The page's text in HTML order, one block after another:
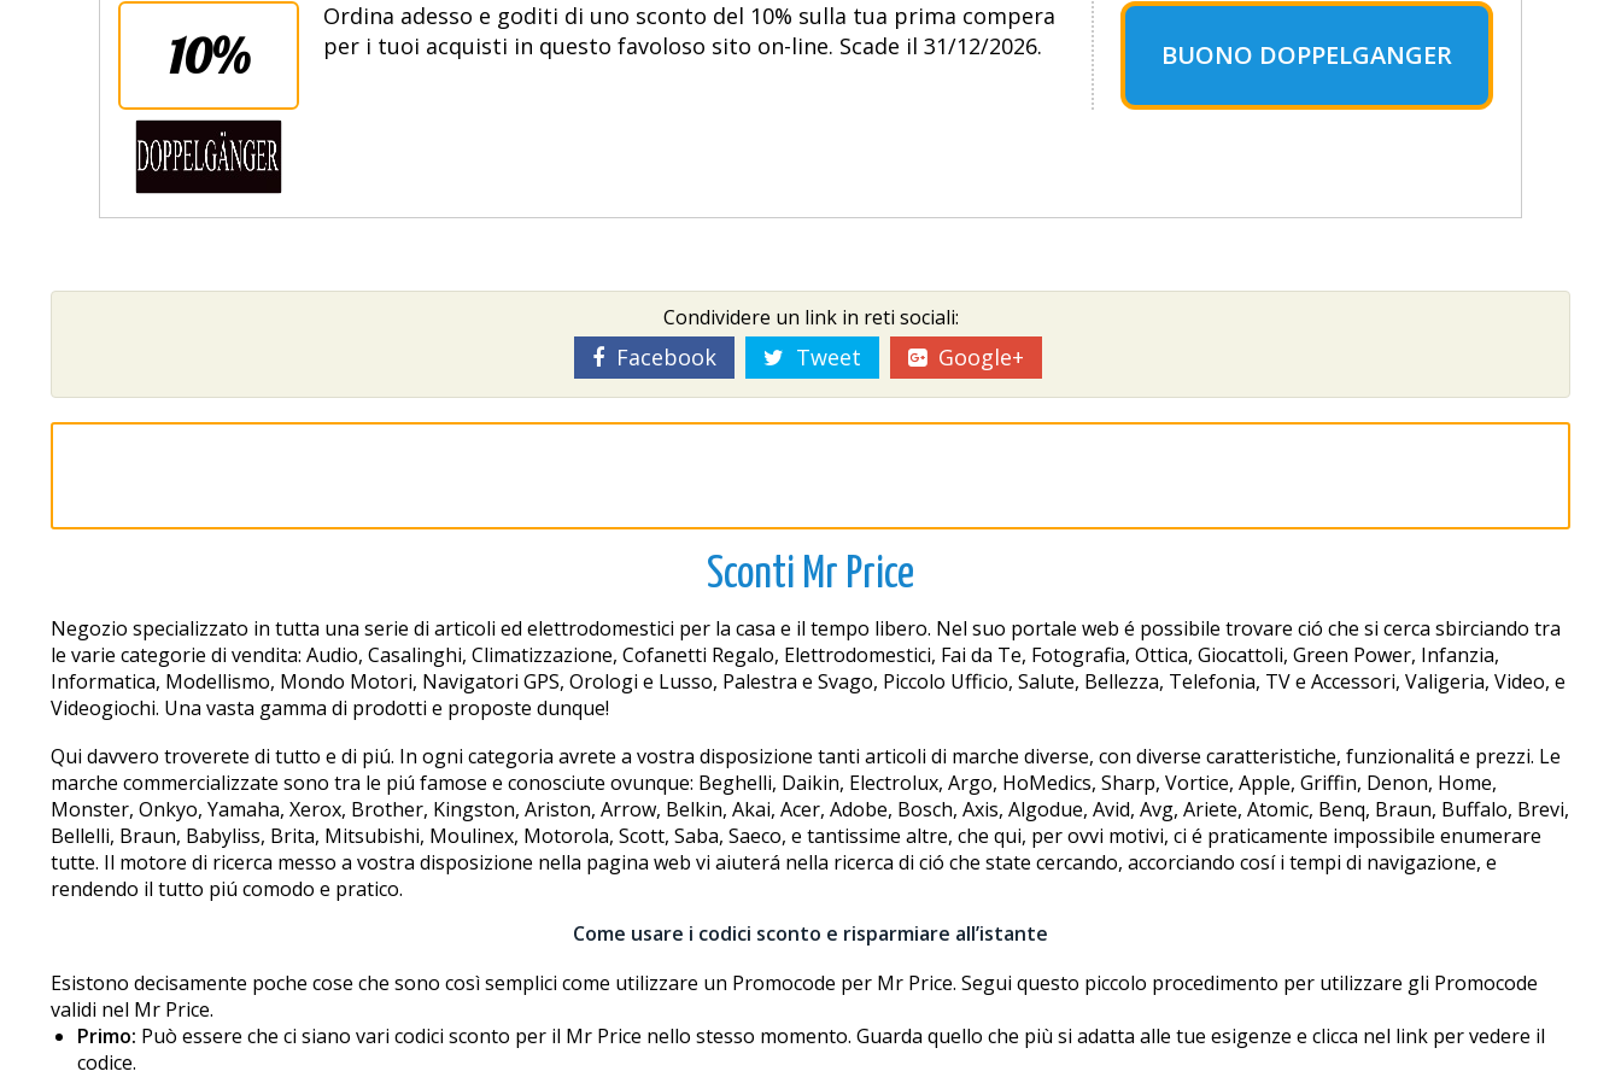
10%
Ordina adesso e goditi di uno sconto del 10% sulla tua prima compera
per i tuoi acquisti in questo favoloso sito on-line. Scade il 31/12/2026.
BUONO DOPPELGANGER
Condividere un link in reti sociali:
Facebook Tweet Google+
Sconti Mr Price
Negozio specializzato in tutta una serie di articoli ed elettrodomestici per la casa e il tempo libero. Nel suo portale web é possibile trovare ció che si cerca sbirciando tra
le varie categorie di vendita: Audio, Casalinghi, Climatizzazione, Cofanetti Regalo, Elettrodomestici, Fai da Te, Fotografia, Ottica, Giocattoli, Green Power, Infanzia,
Informatica, Modellismo, Mondo Motori, Navigatori GPS, Orologi e Lusso, Palestra e Svago, Piccolo Ufficio, Salute, Bellezza, Telefonia, TV e Accessori, Valigeria, Video, e
Videogiochi. Una vasta gamma di prodotti e proposte dunque!
Qui davvero troverete di tutto e di piú. In ogni categoria avrete a vostra disposizione tanti articoli di marche diverse, con diverse caratteristiche, funzionalitá e prezzi. Le
marche commercializzate sono tra le piú famose e conosciute ovunque: Beghelli, Daikin, Electrolux, Argo, HoMedics, Sharp, Vortice, Apple, Griffin, Denon, Home,
Monster, Onkyo, Yamaha, Xerox, Brother, Kingston, Ariston, Arrow, Belkin, Akai, Acer, Adobe, Bosch, Axis, Algodue, Avid, Avg, Ariete, Atomic, Benq, Braun, Buffalo, Brevi,
Bellelli, Braun, Babyliss, Brita, Mitsubishi, Moulinex, Motorola, Scott, Saba, Saeco, e tantissime altre, che qui, per ovvi motivi, ci é praticamente impossibile enumerare
tutte. Il motore di ricerca messo a vostra disposizione nella pagina web vi aiuterá nella ricerca di ció che state cercando, accorciando cosí i tempi di navigazione, e
rendendo il tutto piú comodo e pratico.
Come usare i codici sconto e risparmiare all’istante
Esistono decisamente poche cose che sono così semplici come utilizzare un Promocode per Mr Price. Segui questo piccolo procedimento per utilizzare gli Promocode
validi nel Mr Price.
Primo: Può essere che ci siano vari codici sconto per il Mr Price nello stesso momento. Guarda quello che più si adatta alle tue esigenze e clicca nel link per vedere il
codice.